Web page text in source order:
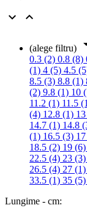
 
(alege filtru)
0.3 (2) 0.8 (8)
(1) 4 (5) 4.5
8.5 (3) 8.8 (1)
(2) 9.8 (1) 10
11.2 (1) 11.5
(4) 12.8 (1)
14.7 (1) 14.8
(1) 16.5 (3)
18.5 (2) 19 (6)
22.5 (4) 23 (3)
26.5 (4) 27 (1)
33.5 (1) 35 (5)
Lungime - cm: